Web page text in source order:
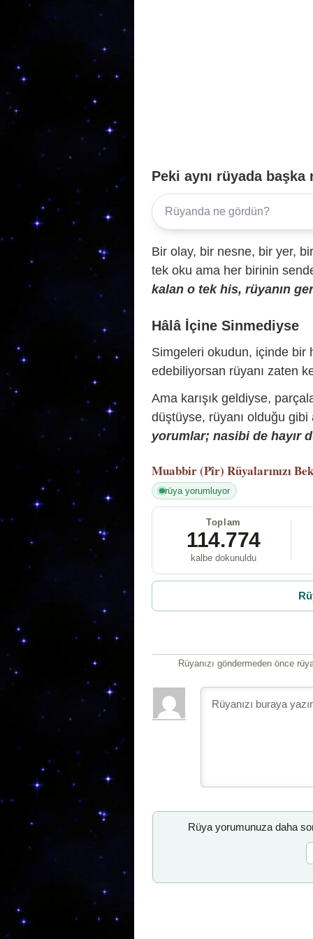
Peki aynı rüyada başka
Bir olay, bir nesne, bir yer,
tek oku ama her birinin
kalan o tek his, rüyanın
Hâlâ İçine Sinmediyse
Simgeleri okudun, içinde bir
edebiliyorsan rüyanı zaten
Ama karışık geldiyse,
düştüyse, rüyanı olduğu gibi
yorumlar; nasibi de hayır
Muabbir (Pîr) Rüyalarınızı
rüya yorumluyor
Toplam
114.774
kalbe dokunuldu
Rüyanızı göndermeden önce
Rüya yorumunuza daha